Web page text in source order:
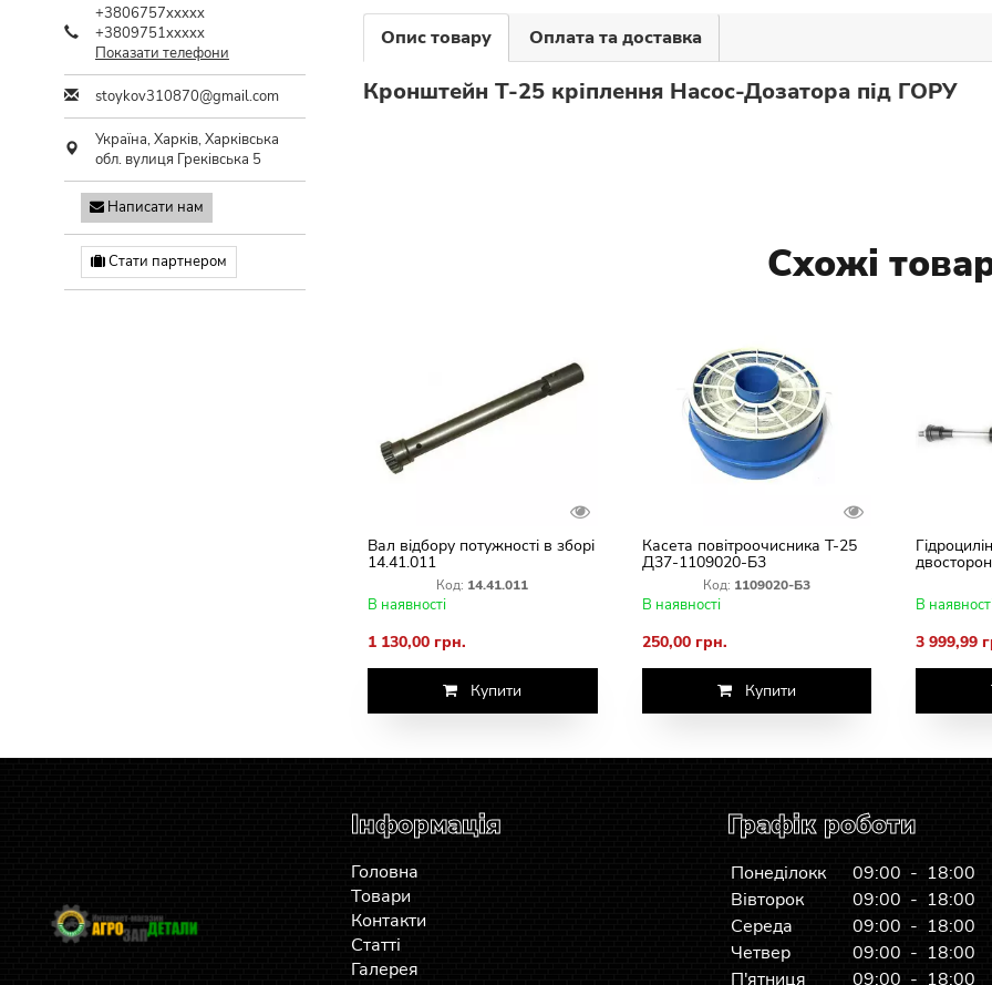
Опис товару Оплата та доставка
Кронштейн Т-25 кріплення Насос-Дозатора під ГОРУ
Схожі
Вал відбору потужності в зборі
14.41.011
Код: 14.41.011
В наявності
1 130,00 грн.
Купити
Касета повітроочисника Т-25
Д37-1109020-Б3
Код: 1109020-Б3
В наявності
250,00 грн.
Купити
В
3 999,99
+3806757xxxxx
+3809751xxxxx
Показати телефони
stoykov310870@gmail.com
Україна,Харків,Харківська
обл. вулиця Греківська 5
Написати нам
Стати партнером
Інформація
Головна
Товари
Контакти
Статті
Галерея
Графік роботи
Понеділокк
09:00 - 18:00
Вівторок
09:00 - 18:00
Середа
09:00 - 18:00
Четвер
09:00 - 18:00
П'ятниця
09:00 - 18:00